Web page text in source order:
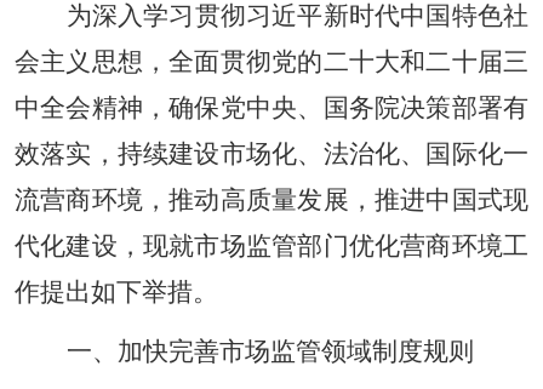
为深入学习贯彻习近平新时代中国特色社
会主义思想，全面贯彻党的二十大和二十届三
中全会精神，确保党中央、国务院决策部署有
效落实，持续建设市场化、法治化、国际化一
流营商环境，推动高质量发展，推进中国式现
代化建设，现就市场监管部门优化营商环境工
作提出如下举措。
一、加快完善市场监管领域制度规则